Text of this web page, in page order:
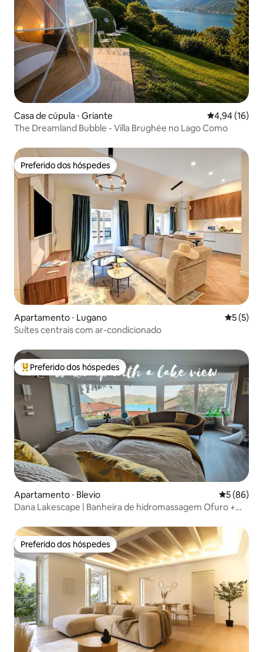
Casa de cúpula ⋅ Griante 4,94 de uma
4,94 (16)
The Dreamland Bubble - Villa Brughée no Lago Como
Preferido dos hóspedes
Preferido dos hóspedes
Apartamento ⋅ Lugano 5 de
5 (5)
Suítes centrais com ar-condicionado
Entre os melhores preferidos dos hóspedes
Preferido dos hóspedes
Apartamento ⋅ Blevio 5 de uma
5 (86)
Dana Lakescape | Banheira de hidromassagem Ofuro +
Preferido dos hóspedes
Preferido dos hóspedes